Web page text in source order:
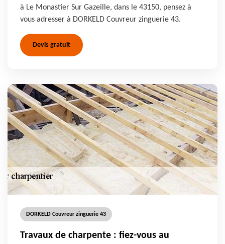
à Le Monastier Sur Gazeille, dans le 43150, pensez à
vous adresser à DORKELD Couvreur zinguerie 43.
Devis gratuit
DORKELD Couvreur zinguerie 43
Travaux de charpente : fiez-vous au